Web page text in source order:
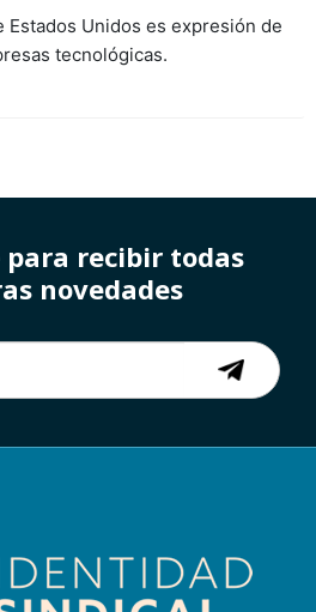
Estados Unidos es expresión de
tecnológicas.
para recibir todas
novedades